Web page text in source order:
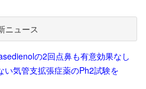
ニュース
の2回点鼻も有意効果なし
い気管支拡張症薬のPh2試験を